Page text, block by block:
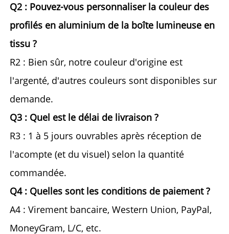
Q2 : Pouvez-vous personnaliser la couleur des
profilés en aluminium de la boîte lumineuse en
tissu ?
R2 : Bien sûr, notre couleur d'origine est
l'argenté, d'autres couleurs sont disponibles sur
demande.
Q3 : Quel est le délai de livraison ?
R3 : 1 à 5 jours ouvrables après réception de
l'acompte (et du visuel) selon la quantité
commandée.
Q4 : Quelles sont les conditions de paiement ?
A4 : Virement bancaire, Western Union, PayPal,
MoneyGram, L/C, etc.